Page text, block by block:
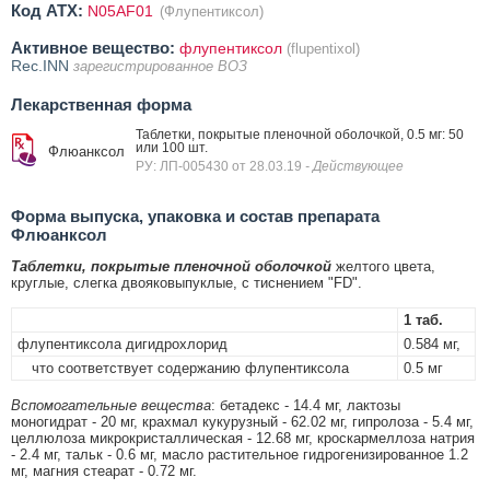
Код ATX: N05AF01 (Флупентиксол)
Активное вещество: флупентиксол (flupentixol)
Rec.INN зарегистрированное ВОЗ
Лекарственная форма
Флюанксол
Таблетки, покрытые пленочной оболочкой, 0.5 мг: 50
или 100 шт.
РУ: ЛП-005430 от 28.03.19 - Действующее
Форма выпуска, упаковка и состав препарата
Флюанксол
Таблетки, покрытые пленочной оболочкой желтого цвета,
круглые, слегка двояковыпуклые, с тиснением "FD".
1 таб.
флупентиксола дигидрохлорид
0.584 мг,
что соответствует содержанию флупентиксола
0.5 мг
Вспомогательные вещества: бетадекс - 14.4 мг, лактозы
моногидрат - 20 мг, крахмал кукурузный - 62.02 мг, гипролоза - 5.4 мг,
целлюлоза микрокристаллическая - 12.68 мг, кроскармеллоза натрия
- 2.4 мг, тальк - 0.6 мг, масло растительное гидрогенизированное 1.2
мг, магния стеарат - 0.72 мг.